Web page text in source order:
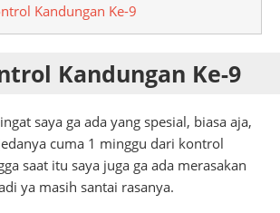
Kandungan Ke-9
Kandungan Ke-9
saya ga ada yang spesial, biasa aja,
cuma 1 minggu dari kontrol
saat itu saya juga ga ada merasakan
ya masih santai rasanya.